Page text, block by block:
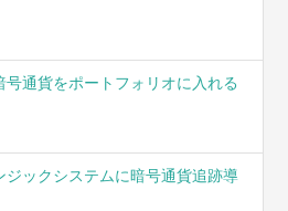
号通貨をポートフォリオに入れる
ジックシステムに暗号通貨追跡導